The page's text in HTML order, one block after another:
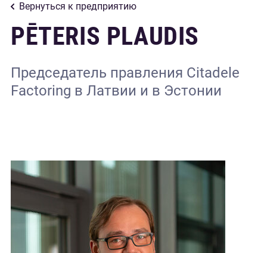
Вернуться к предприятию
PĒTERIS PLAUDIS
Председатель правления Citadele
Factoring в Латвии и в Эстонии